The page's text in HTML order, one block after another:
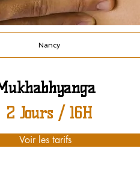
Nancy
2 Jours / 16H
Voir les tarifs